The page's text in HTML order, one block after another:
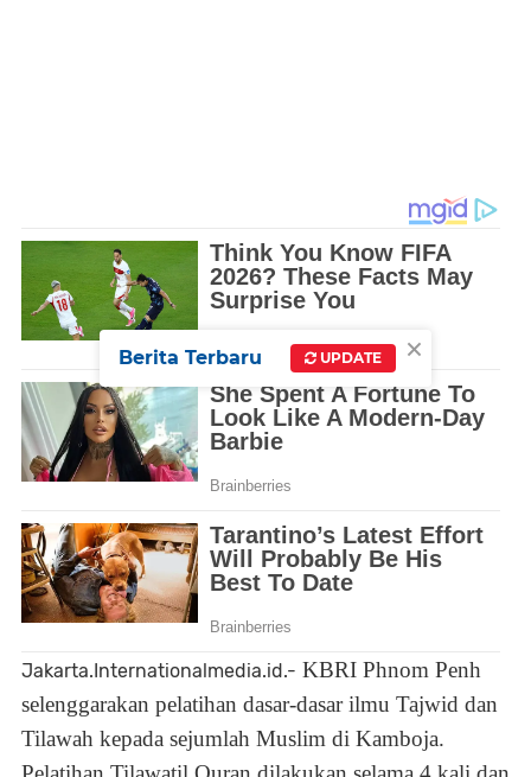
Jakarta.Internationalmedia.id.- KBRI Phnom Penh
selenggarakan pelatihan dasar-dasar ilmu Tajwid dan
Tilawah kepada sejumlah Muslim di Kamboja.
×
Berita Terbaru UPDATE